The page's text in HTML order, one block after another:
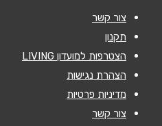
צור קשר
תקנון
הצטרפות למועדון LIVING
הצהרת נגישות
מדיניות פרטיות
צור קשר